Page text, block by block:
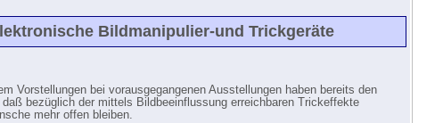
Bildmanipulier-und Trickgeräte
Vorstellungen bei vorausgegangenen Ausstellungen haben bereits den
daß bezüglich der mittels Bildbeeinflussung erreichbaren Trickeffekte
mehr offen bleiben.